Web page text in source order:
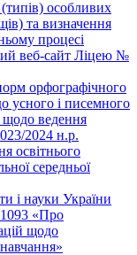
особливих
та визначення
процесі
веб-сайт Ліцею №
орфографічного
усного і писемного
щодо ведення
2024 н.р.
освітнього
середньої
і науки України
«Про
щодо